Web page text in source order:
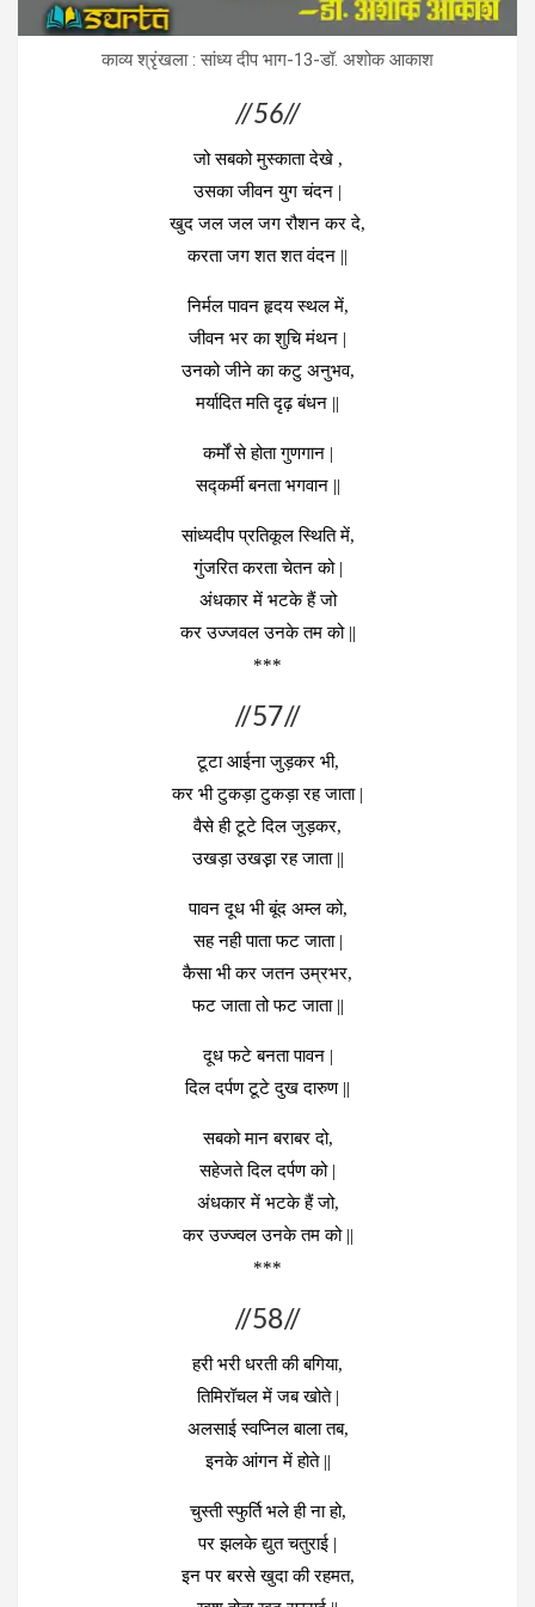
काव्‍य श्रृंखला : सांध्‍य दीप भाग-13-डॉ. अशोक आकाश
//56//
जो सबको मुस्काता देखे ,
उसका जीवन युग चंदन |
खुद जल जल जग रौशन कर दे,
करता जग शत शत वंदन ||
निर्मल पावन हृदय स्थल में,
जीवन भर का शुचि मंथन |
उनको जीने का कटु अनुभव,
मर्यादित मति दृढ़ बंधन ||
कर्मों से होता गुणगान |
सद्कर्मी बनता भगवान ||
सांध्यदीप प्रतिकूल स्थिति में,
गुंजरित करता चेतन को |
अंधकार में भटके हैं जो
कर उज्जवल उनके तम को ||
***
//57//
टूटा आईना जुड़कर भी,
कर भी टुकड़ा टुकड़ा रह जाता |
वैसे ही टूटे दिल जुड़कर,
उखड़ा उखड़़ा रह जाता ||
पावन दूध भी बूंद अम्ल को,
सह नही पाता फट जाता |
कैसा भी कर जतन उम्रभर,
फट जाता तो फट जाता ||
दूध फटे बनता पावन |
दिल दर्पण टूटे दुख दारुण ||
सबको मान बराबर दो,
सहेजते दिल दर्पण को |
अंधकार में भटके हैं जो,
कर उज्ज्वल उनके तम को ||
***
//58//
हरी भरी धरती की बगिया,
तिमिरॉचल में जब खोते |
अलसाई स्वप्निल बाला तब,
इनके आंगन में होते ||
चुस्ती स्फुर्ति भले ही ना हो,
पर झलके द्युत चतुराई |
इन पर बरसे खुदा की रहमत,